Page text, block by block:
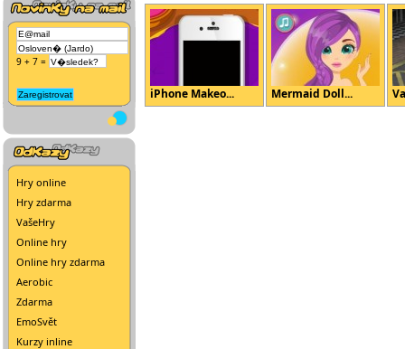
9 + 7 =
Hry online
Hry zdarma
VašeHry
Online hry
Online hry zdarma
Aerobic
Zdarma
EmoSvět
Kurzy inline
iPhone Makeo... Mermaid Doll...